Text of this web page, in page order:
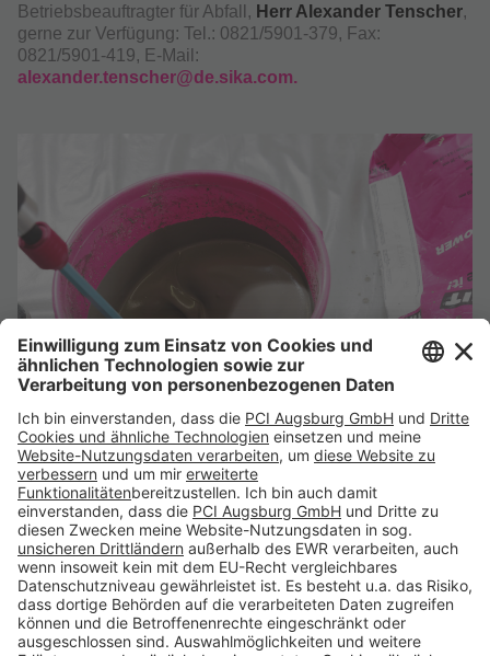
Betriebsbeauftragter für Abfall, Herr Alexander Tenscher,
gerne zur Verfügung: Tel.: 0821/5901-379, Fax:
0821/5901-419, E-Mail:
alexander.tenscher@de.sika.com.
Folge uns auf:
Produkte CH
Toolbox